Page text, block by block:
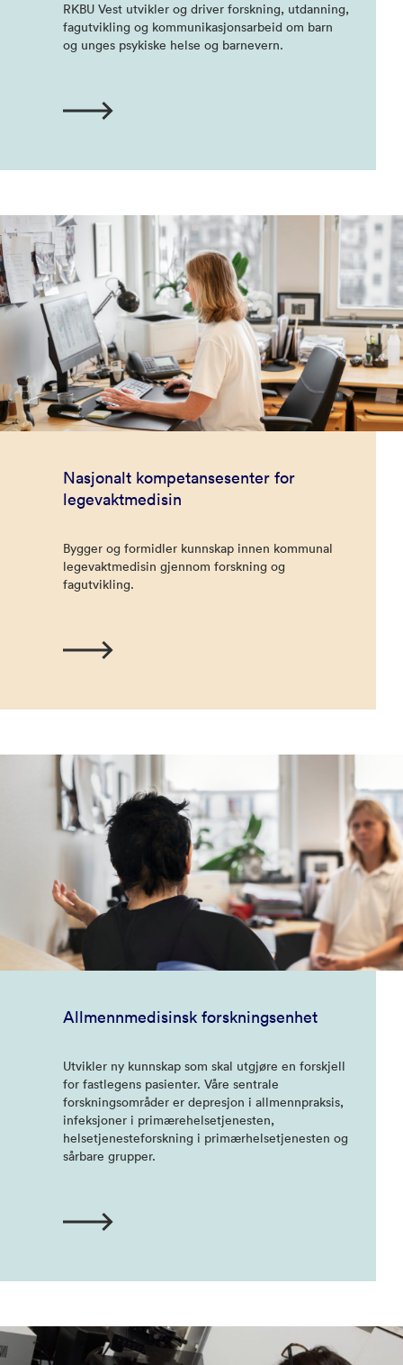
RKBU Vest utvikler og driver forskning, utdanning,
fagutvikling og kommunikasjonsarbeid om barn
og unges psykiske helse og barnevern.
Nasjonalt kompetansesenter for
legevaktmedisin
Bygger og formidler kunnskap innen kommunal
legevaktmedisin gjennom forskning og
fagutvikling.
Allmennmedisinsk forskningsenhet
Utvikler ny kunnskap som skal utgjøre en forskjell
for fastlegens pasienter. Våre sentrale
forskningsområder er depresjon i allmennpraksis,
infeksjoner i primærehelsetjenesten,
helsetjenesteforskning i primærhelsetjenesten og
sårbare grupper.